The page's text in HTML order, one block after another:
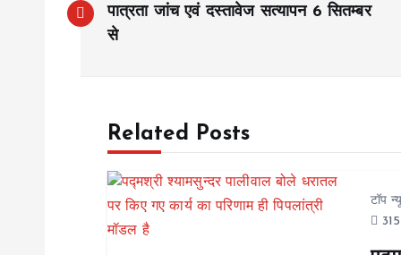
o
पात्रता जांच एवं दस्तावेज सत्यापन 6 सितम्बर
से
Related Posts
टॉप